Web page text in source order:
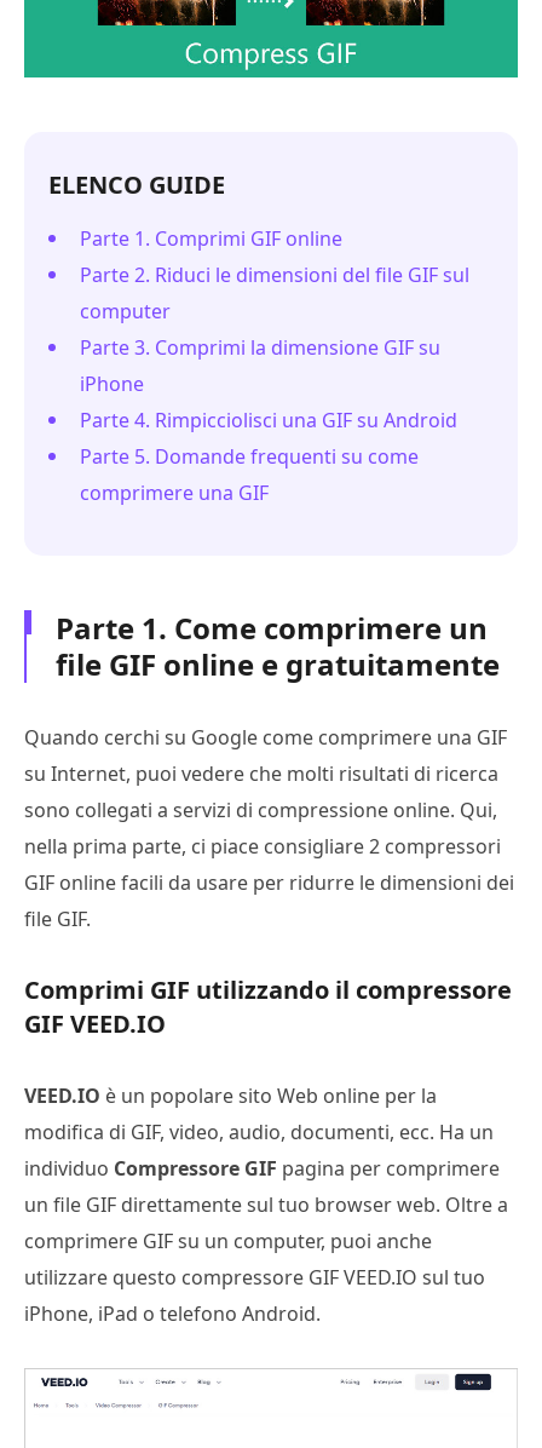
ELENCO GUIDE
Parte 1. Comprimi GIF online
Parte 2. Riduci le dimensioni del file GIF sul
computer
Parte 3. Comprimi la dimensione GIF su
iPhone
Parte 4. Rimpicciolisci una GIF su Android
Parte 5. Domande frequenti su come
comprimere una GIF
Parte 1. Come comprimere un
file GIF online e gratuitamente
Quando cerchi su Google come comprimere una GIF
su Internet, puoi vedere che molti risultati di ricerca
sono collegati a servizi di compressione online. Qui,
nella prima parte, ci piace consigliare 2 compressori
GIF online facili da usare per ridurre le dimensioni dei
file GIF.
Comprimi GIF utilizzando il compressore
GIF VEED.IO
VEED.IO è un popolare sito Web online per la
modifica di GIF, video, audio, documenti, ecc. Ha un
individuo Compressore GIF pagina per comprimere
un file GIF direttamente sul tuo browser web. Oltre a
comprimere GIF su un computer, puoi anche
utilizzare questo compressore GIF VEED.IO sul tuo
iPhone, iPad o telefono Android.